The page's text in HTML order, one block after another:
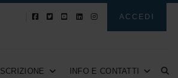
ACCEDI
ISCRIZIONE INFO E CONTATTI